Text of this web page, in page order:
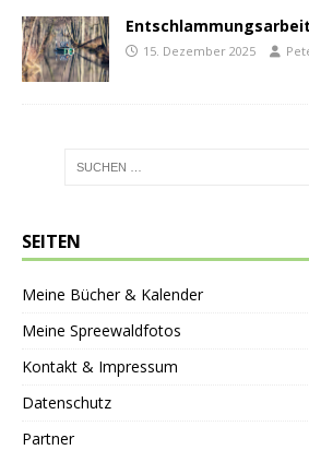
15. Dezember 2025
SEITEN
Meine Bücher & Kalender
Meine Spreewaldfotos
Kontakt & Impressum
Datenschutz
Partner